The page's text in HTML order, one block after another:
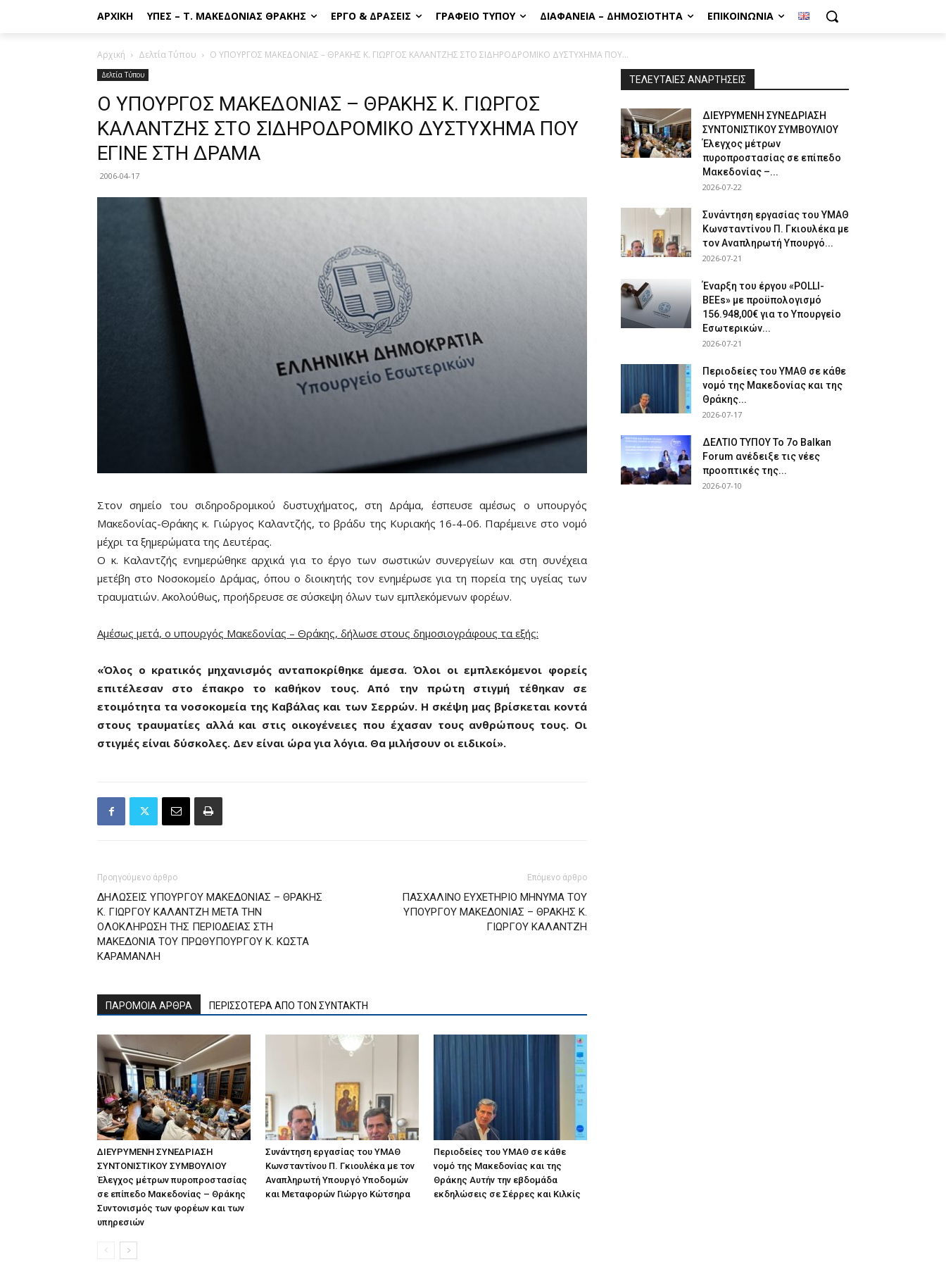
ΑΡΧΙΚΉ ΥΠΕΣ – Τ. ΜΑΚΕΔΟΝΊΑΣ ΘΡΆΚΗΣ ΈΡΓΟ & ΔΡΆΣΕΙΣ ΓΡΑΦΕΊΟ ΤΎΠΟΥ ΔΙΑΦΆΝΕΙΑ – ΔΗΜΟΣΙΌΤΗΤΑ ΕΠΙΚΟΙΝΩΝΊΑ
Αρχική Δελτία Τύπου Ο ΥΠΟΥΡΓΟΣ ΜΑΚΕΔΟΝΙΑΣ – ΘΡΑΚΗΣ Κ. ΓΙΩΡΓΟΣ ΚΑΛΑΝΤΖΗΣ ΣΤΟ ΣΙΔΗΡΟΔΡΟΜΙΚΟ ΔΥΣΤΥΧΗΜΑ ΠΟΥ...
Δελτία Τύπου
Ο ΥΠΟΥΡΓΟΣ ΜΑΚΕΔΟΝΙΑΣ – ΘΡΑΚΗΣ Κ. ΓΙΩΡΓΟΣ
ΚΑΛΑΝΤΖΗΣ ΣΤΟ ΣΙΔΗΡΟΔΡΟΜΙΚΟ ΔΥΣΤΥΧΗΜΑ ΠΟΥ
ΕΓΙΝΕ ΣΤΗ ΔΡΑΜΑ
2006-04-17
Στον σημείο του σιδηροδρομικού δυστυχήματος, στη Δράμα, έσπευσε αμέσως ο υπουργός
Μακεδονίας-Θράκης κ. Γιώργος Καλαντζής, το βράδυ της Κυριακής 16-4-06. Παρέμεινε στο νομό
μέχρι τα ξημερώματα της Δευτέρας.
Ο κ. Καλαντζής ενημερώθηκε αρχικά για το έργο των σωστικών συνεργείων και στη συνέχεια
μετέβη στο Νοσοκομείο Δράμας, όπου ο διοικητής τον ενημέρωσε για τη πορεία της υγείας των
τραυματιών. Ακολούθως, προήδρευσε σε σύσκεψη όλων των εμπλεκόμενων φορέων.
Αμέσως μετά, ο υπουργός Μακεδονίας – Θράκης, δήλωσε στους δημοσιογράφους τα εξής:
«Όλος ο κρατικός μηχανισμός ανταποκρίθηκε άμεσα. Όλοι οι εμπλεκόμενοι φορείς
επιτέλεσαν στο έπακρο το καθήκον τους. Από την πρώτη στιγμή τέθηκαν σε
ετοιμότητα τα νοσοκομεία της Καβάλας και των Σερρών. Η σκέψη μας βρίσκεται κοντά
στους τραυματίες αλλά και στις οικογένειες που έχασαν τους ανθρώπους τους. Οι
στιγμές είναι δύσκολες. Δεν είναι ώρα για λόγια. Θα μιλήσουν οι ειδικοί».
Προηγούμενο άρθρο
ΔΗΛΩΣΕΙΣ ΥΠΟΥΡΓΟΥ ΜΑΚΕΔΟΝΙΑΣ – ΘΡΑΚΗΣ
Κ. ΓΙΩΡΓΟΥ ΚΑΛΑΝΤΖΗ ΜΕΤΑ ΤΗΝ
ΟΛΟΚΛΗΡΩΣΗ ΤΗΣ ΠΕΡΙΟΔΕΙΑΣ ΣΤΗ
ΜΑΚΕΔΟΝΙΑ ΤΟΥ ΠΡΩΘΥΠΟΥΡΓΟΥ Κ. ΚΩΣΤΑ
ΚΑΡΑΜΑΝΛΗ
Επόμενο άρθρο
ΠΑΣΧΑΛΙΝΟ ΕΥΧΕΤΗΡΙΟ ΜΗΝΥΜΑ ΤΟΥ
ΥΠΟΥΡΓΟΥ ΜΑΚΕΔΟΝΙΑΣ – ΘΡΑΚΗΣ Κ.
ΓΙΩΡΓΟΥ ΚΑΛΑΝΤΖΗ
ΠΑΡΟΜΟΙΑ ΑΡΘΡΑ ΠΕΡΙΣΣΟΤΕΡΑ ΑΠΟ ΤΟΝ ΣΥΝΤΑΚΤΗ
ΔΙΕΥΡΥΜΕΝΗ ΣΥΝΕΔΡΙΑΣΗ
ΣΥΝΤΟΝΙΣΤΙΚΟΥ ΣΥΜΒΟΥΛΙΟΥ
Έλεγχος μέτρων πυροπροστασίας
σε επίπεδο Μακεδονίας – Θράκης
Συντονισμός των φορέων και των
υπηρεσιών
Συνάντηση εργασίας του ΥΜΑΘ
Κωνσταντίνου Π. Γκιουλέκα με τον
Αναπληρωτή Υπουργό Υποδομών
και Μεταφορών Γιώργο Κώτσηρα
Περιοδείες του ΥΜΑΘ σε κάθε
νομό της Μακεδονίας και της
Θράκης Αυτήν την εβδομάδα
εκδηλώσεις σε Σέρρες και Κιλκίς
ΤΕΛΕΥΤΑΙΕΣ ΑΝΑΡΤΗΣΕΙΣ
ΔΙΕΥΡΥΜΕΝΗ ΣΥΝΕΔΡΙΑΣΗ
ΣΥΝΤΟΝΙΣΤΙΚΟΥ ΣΥΜΒΟΥΛΙΟΥ
Έλεγχος μέτρων
πυροπροστασίας σε επίπεδο
Μακεδονίας –...
2026-07-22
Συνάντηση εργασίας του ΥΜΑΘ
Κωνσταντίνου Π. Γκιουλέκα με
τον Αναπληρωτή Υπουργό...
2026-07-21
Έναρξη του έργου «POLLI-
BEEs» με προϋπολογισμό
156.948,00€ για το Υπουργείο
Εσωτερικών...
2026-07-21
Περιοδείες του ΥΜΑΘ σε κάθε
νομό της Μακεδονίας και της
Θράκης...
2026-07-17
ΔΕΛΤΙΟ ΤΥΠΟΥ Το 7ο Balkan
Forum ανέδειξε τις νέες
προοπτικές της...
2026-07-10